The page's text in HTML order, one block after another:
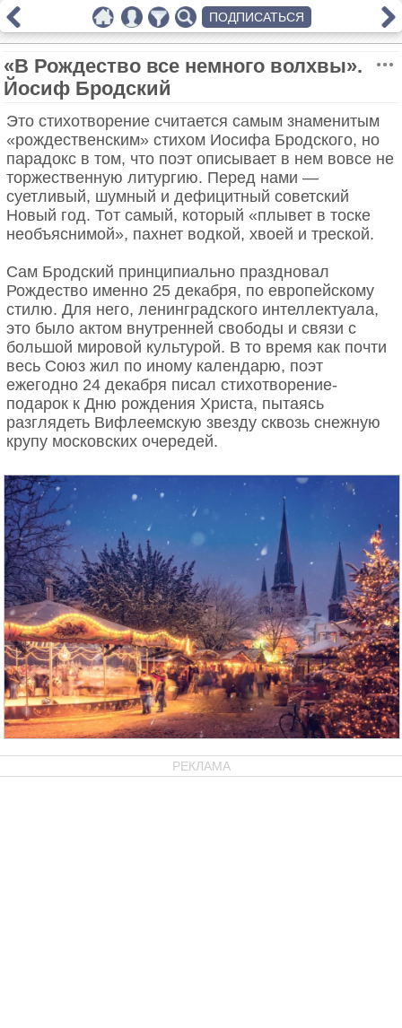
«В Рождество все немного волхвы».
Йосиф Бродский
Это стихотворение считается самым знаменитым
«рождественским» стихом Иосифа Бродского, но
парадокс в том, что поэт описывает в нем вовсе не
торжественную литургию. Перед нами —
суетливый, шумный и дефицитный советский
Новый год. Тот самый, который «плывет в тоске
необъяснимой», пахнет водкой, хвоей и треской.
Сам Бродский принципиально праздновал
Рождество именно 25 декабря, по европейскому
стилю. Для него, ленинградского интеллектуала,
это было актом внутренней свободы и связи с
большой мировой культурой. В то время как почти
весь Союз жил по иному календарю, поэт
ежегодно 24 декабря писал стихотворение-
подарок к Дню рождения Христа, пытаясь
разглядеть Вифлеемскую звезду сквозь снежную
крупу московских очередей.
РЕКЛАМА
ПОДПИСАТЬСЯ